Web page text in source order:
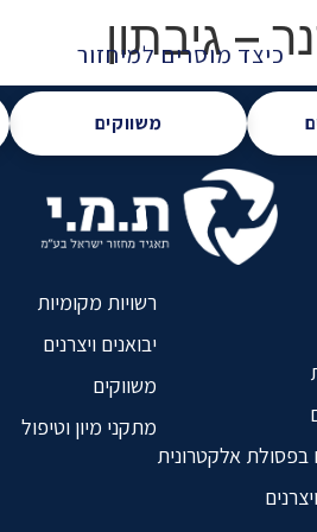
כיצד מוסרים למיחזור
משווקים
– גיבתון
בפסולת אלקטרונית
רשויות מקומיות
יבואנים ויצרנים
משווקים
מתקני מיון וטיפול